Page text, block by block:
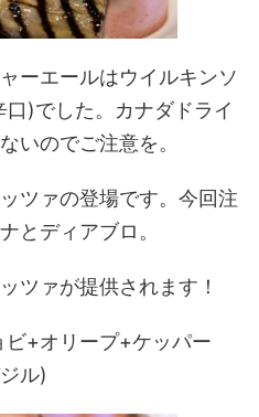
ーエールはウイルキンソ
)でした。カナダドライ
いのでご注意を。
ツァの登場です。今回注
とディアブロ。
ツァが提供されます！
+オリープ+ケッパー
ル)